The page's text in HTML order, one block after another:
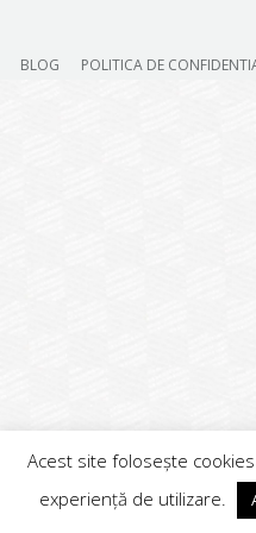
BLOG POLITICA DE
Acest site folosește
experiență de utilizare.